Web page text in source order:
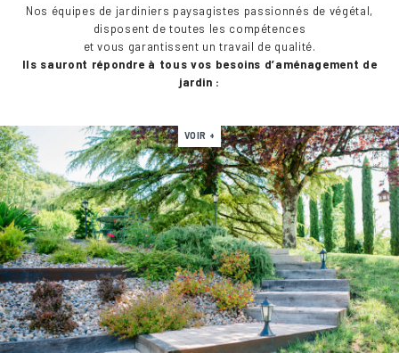
Nos équipes de jardiniers paysagistes passionnés de végétal,
disposent de toutes les compétences
et vous garantissent un travail de qualité.
Ils sauront répondre à tous vos besoins d’aménagement de
jardin :
VOIR +